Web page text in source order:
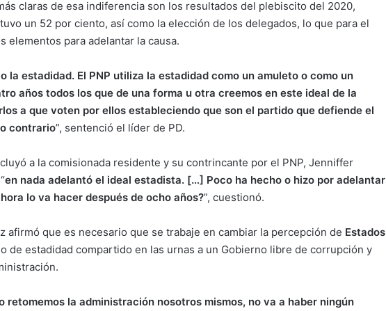
claras de esa indiferencia son los resultados del plebiscito del 2020,
un 52 por ciento, así como la elección de los delegados, lo que para el
elementos para adelantar la causa.
la estadidad. El PNP utiliza la estadidad como un amuleto o como un
años todos los que de una forma u otra creemos en este ideal de la
a que voten por ellos estableciendo que son el partido que defiende el
contrario”, sentenció el líder de PD.
a la comisionada residente y su contrincante por el PNP, Jenniffer
en nada adelantó el ideal estadista. […] Poco ha hecho o hizo por adelantar
lo va hacer después de ocho años?”, cuestionó.
afirmó que es necesario que se trabaje en cambiar la percepción de Estados
de estadidad compartido en las urnas a un Gobierno libre de corrupción y
retomemos la administración nosotros mismos, no va a haber ningún